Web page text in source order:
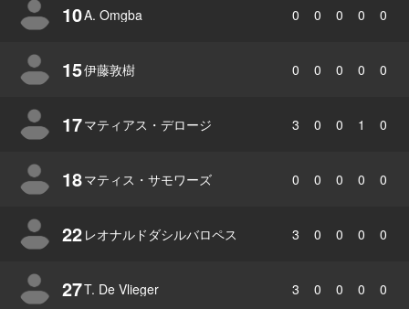
10A. Omgba 0 0 0 0 0
15伊藤敦樹 0 0 0 0 0
17マティアス・デロージ 3 0 0 1 0
18マティス・サモワーズ 0 0 0 0 0
22 レオナルドダシルバロペス 3 0 0 0 0
27T. De Vlieger 3 0 0 0 0